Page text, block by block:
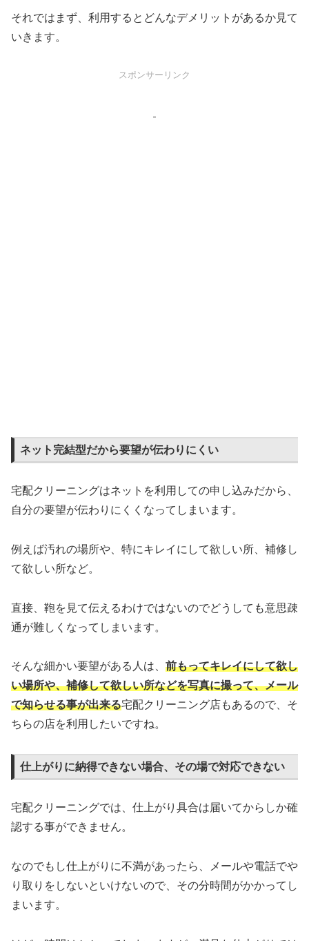
それではまず、利用するとどんなデメリットがあるか見て
いきます。
スポンサーリンク
ネット完結型だから要望が伝わりにくい
宅配クリーニングはネットを利用しての申し込みだから、
自分の要望が伝わりにくくなってしまいます。
例えば汚れの場所や、特にキレイにして欲しい所、補修し
て欲しい所など。
直接、鞄を見て伝えるわけではないのでどうしても意思疎
通が難しくなってしまいます。
そんな細かい要望がある人は、 前もってキレイにして欲し
い場所や、補修して欲しい所などを写真に撮って、メール
で知らせる事が出来る宅配クリーニング店もあるので、そ
ちらの店を利用したいですね。
仕上がりに納得できない場合、その場で対応できない
宅配クリーニングでは、仕上がり具合は届いてからしか確
認する事ができません。
なのでもし仕上がりに不満があったら、メールや電話でや
り取りをしないといけないので、その分時間がかかってし
まいます。